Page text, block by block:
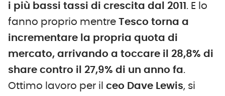
i più bassi tassi di crescita dal 2011 . E lo
fanno proprio mentre Tesco torna a
incrementare la propria quota di
mercato, arrivando a toccare il 28,8% di
share contro il 27,9% di un anno fa.
Ottimo lavoro per il ceo Dave Lewis, si